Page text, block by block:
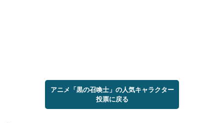
アニメ「黒の召喚士」の人気キャラクター
投票に戻る